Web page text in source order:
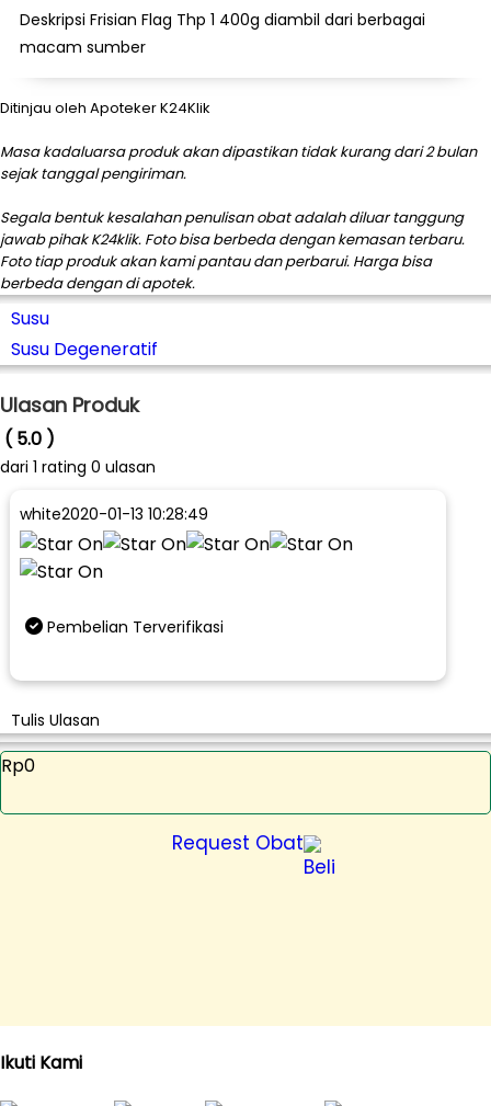
Deskripsi Frisian Flag Thp 1 400g diambil dari berbagai
macam sumber
Ditinjau oleh Apoteker K24Klik
Masa kadaluarsa produk akan dipastikan tidak kurang dari 2 bulan
sejak tanggal pengiriman.
Segala bentuk kesalahan penulisan obat adalah diluar tanggung
jawab pihak K24klik. Foto bisa berbeda dengan kemasan terbaru.
Foto tiap produk akan kami pantau dan perbarui. Harga bisa
berbeda dengan di apotek.
Susu
Susu Degeneratif
Ulasan Produk
( 5.0 )
dari 1 rating 0 ulasan
white2020-01-13 10:28:49
Pembelian Terverifikasi
Tulis Ulasan
Rp0
Request Obat
Ikuti Kami